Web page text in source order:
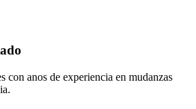
con anos de experiencia en mudanzas